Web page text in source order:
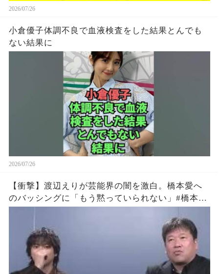
2026/07/26
小倉優子体調不良で血液検査をした結果とんでも
ない結果に
2026/07/26
【衝撃】渡辺えりが芸能界の闇を激白。橋本愛へ
のバッシングに「もう黙っていられない」#橋本愛